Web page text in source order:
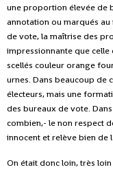
une proportion élevée de
annotation ou marqués
de vote, la maîtrise des
impressionnante que celle
scellés couleur orange
urnes. Dans beaucoup de
électeurs, mais une
des bureaux de vote.
combien,- le non respect
innocent et relève bien de
On était donc loin, très